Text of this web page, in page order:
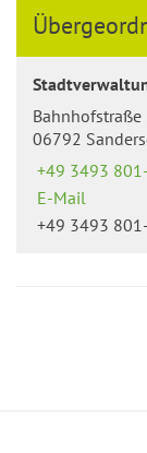
Bahnhofstraße
06792
+49 3493
E-Mail
+49 3493